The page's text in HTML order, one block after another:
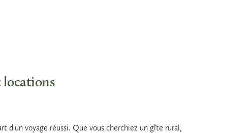
locations
voyage réussi. Que vous cherchiez un gîte rural,